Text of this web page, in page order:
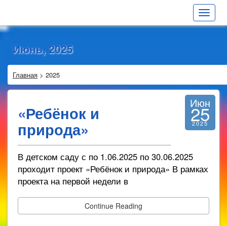
Toggle
Июнь, 2025
Главная > 2025
«Ребёнок и
природа»
Июн
25
2025
В детском саду с по 1.06.2025 по 30.06.2025
проходит проект «Ребёнок и природа» В рамках
проекта на первой недели в
Continue Reading